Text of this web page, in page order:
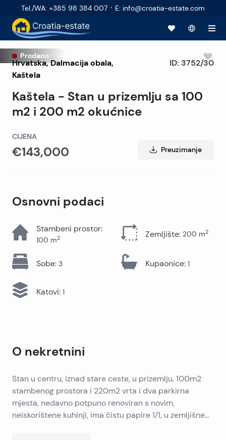
Tel./WA: +385 98 384 007 · E: info@croatia-estate.com
Prodano
Hrvatska,Dalmacija obala,
Kaštela
Kaštela - Stan u prizemlju sa 100
m2 i 200 m2 okućnice
ID: 3752/30
CIJENA
€143,000 Preuzimanje
Osnovni podaci
Stambeni prostor:
100 m2 Zemljište: 200 m2
Sobe: 3 Kupaonice: 1
Katovi: 1
O nekretnini
Stan u centru, iznad stare ceste, u prizemlju, 100m2
stambenog prostora i 220m2 vrta i dva parkirna
mjesta, nedavno potpuno renoviran s novim,
neiskorištene kuhinji, ima čistu papire 1/1, u zemljišne